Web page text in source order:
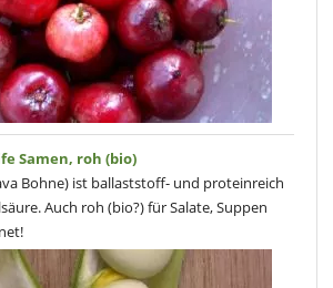
Samen, roh (bio)
Bohne) ist ballaststoff- und proteinreich
Auch roh (bio?) für Salate, Suppen